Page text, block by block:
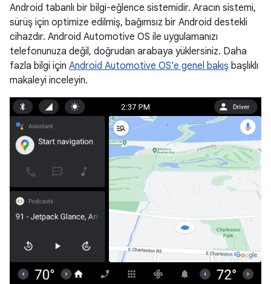
Android tabanlı bir bilgi-eğlence sistemidir. Aracın sistemi,
sürüş için optimize edilmiş, bağımsız bir Android destekli
cihazdır. Android Automotive OS ile uygulamanızı
telefonunuza değil, doğrudan arabaya yüklersiniz. Daha
fazla bilgi için Android Automotive OS'e genel bakış başlıklı
makaleyi inceleyin.